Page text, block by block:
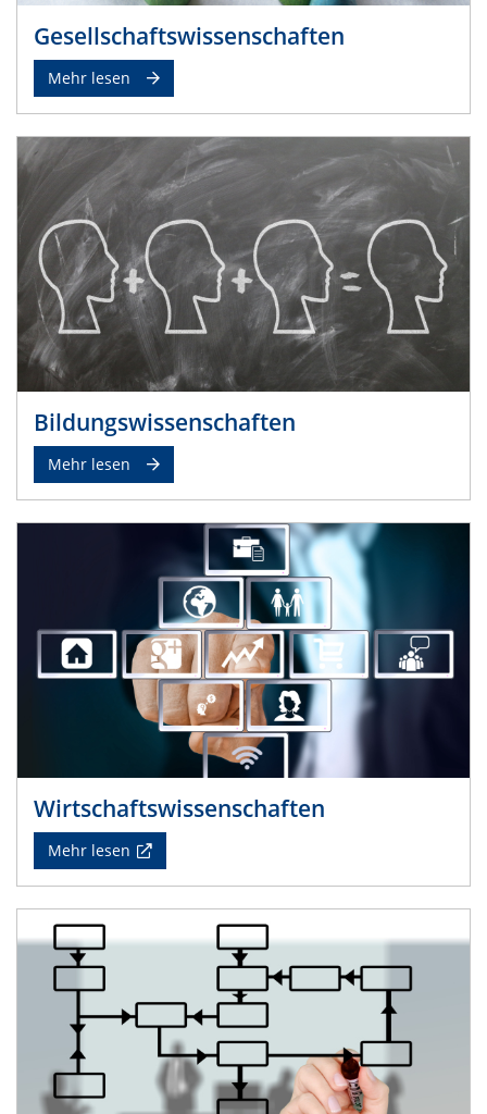
Gesellschaftswissenschaften
Mehr lesen
Bildungswissenschaften
Mehr lesen
Wirtschaftswissenschaften
Mehr lesen